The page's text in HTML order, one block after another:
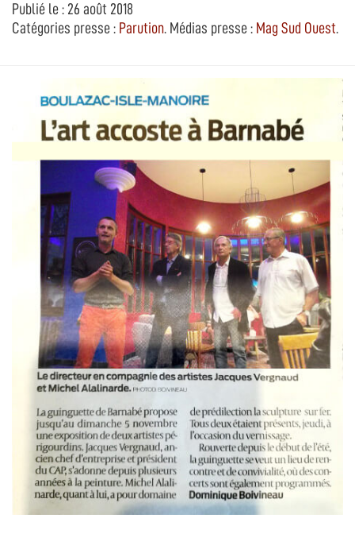
Publié le : 26 août 2018
Catégories presse : Parution. Médias presse : Mag Sud Ouest.